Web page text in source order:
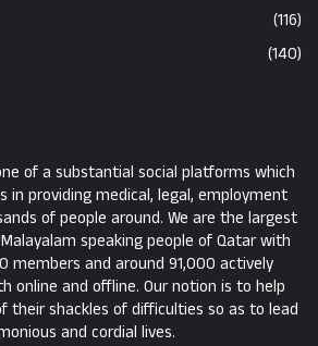
(116)
(140)
of a substantial social platforms which
in providing medical, legal, employment
of people around. We are the largest
speaking people of Qatar with
members and around 91,000 actively
online and offline. Our notion is to help
their shackles of difficulties so as to lead
and cordial lives.